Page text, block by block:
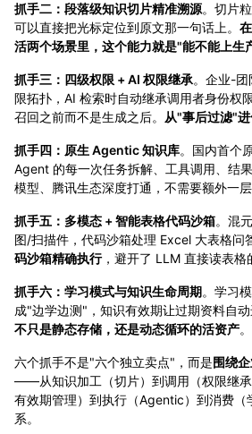
抓手二：段落级知识切片精准溯源。切片
可以直接把光标定位到原文那一句话上。
活两个场景里，这个能力就是"能不能上生
抓手三：四级权限 + AI 权限继承。企业-
限拓扑，AI 检索时自动继承调用者身份权
召回之前而不是生成之后。 从"事后过滤"
抓手四：原生 Agentic 知识库。国内首个
Agent 的每一次任务拆解、工具调用、结
模型、腾讯生态深度打通，不需要额外一层
抓手五：多模态 + 智能表格代码沙箱。混
图/扫描件，代码沙箱处理 Excel 大表格
码沙箱精确执行，避开了 LLM 直接读表格
抓手六：学习模式与知识生命周期。学习
成"边学边测"，知识有效期让过期资料自动
不只是静态存储，还是动态循环的活资产。
六个抓手不是"六个独立卖点"，而是围绕
——从知识加工（切片）到调用（权限继承
有效期管理）到执行（Agentic）到消费（
系。